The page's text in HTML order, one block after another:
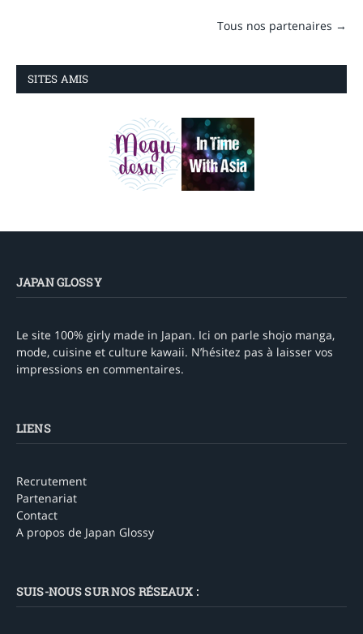
Tous nos partenaires →
SITES AMIS
JAPAN GLOSSY
Le site 100% girly made in Japan. Ici on parle shojo manga,
mode, cuisine et culture kawaii. N’hésitez pas à laisser vos
impressions en commentaires.
LIENS
Recrutement
Partenariat
Contact
A propos de Japan Glossy
SUIS-NOUS SUR NOS RÉSEAUX :